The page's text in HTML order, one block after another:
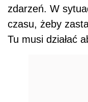
zdarzeń. W
czasu, żeby
Tu musi działać